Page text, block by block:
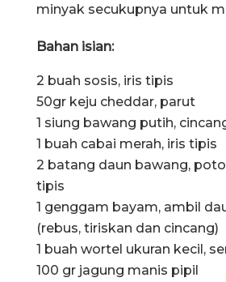
minyak secukupnya untuk
Bahan isian:
2 buah sosis, iris tipis
50gr keju cheddar, parut
1 siung bawang putih,
1 buah cabai merah, iris tipis
2 batang daun bawang,
tipis
1 genggam bayam, ambil
(rebus, tiriskan dan cincang)
1 buah wortel ukuran kecil,
100 gr jagung manis pipil